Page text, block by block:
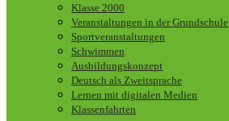
Klasse 2000
Veranstaltungen in der Grundschule
Sportveranstaltungen
Schwimmen
Ausbildungskonzept
Deutsch als Zweitsprache
Lernen mit digitalen Medien
Klassenfahrten